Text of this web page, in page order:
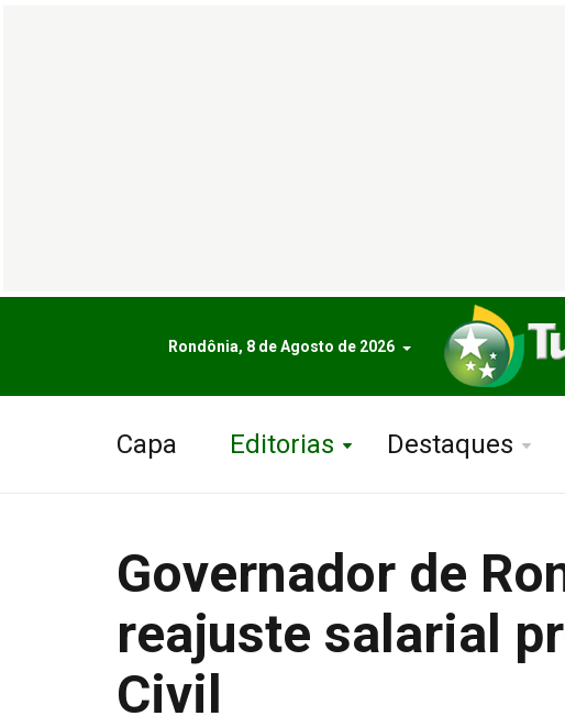
Rondônia, 8 de Agosto de 2026
Capa Editorias Destaques
Governador de
reajuste salarial
Civil